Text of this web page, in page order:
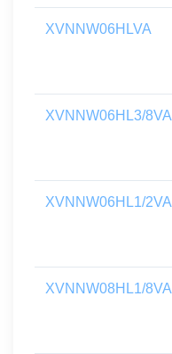
XVNNW06HLVA
XVNNW06HL3/8VA
XVNNW06HL1/2VA
XVNNW08HL1/8VA